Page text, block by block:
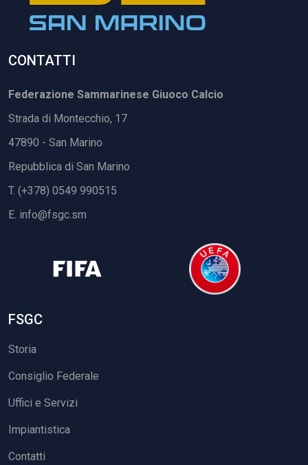
CONTATTI
Federazione Sammarinese Giuoco Calcio
Strada di Montecchio, 17
47890 - San Marino
Repubblica di San Marino
T. (+378) 0549 990515
E. info@fsgc.sm
FSGC
Storia
Consiglio Federale
Uffici e Servizi
Impiantistica
Contatti